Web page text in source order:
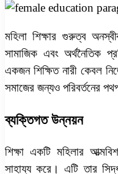
মহিলা শিক্ষার গুরুত্ব
সামাজিক এবং অর্থনৈতিক
একজন শিক্ষিত নারী কেবল
সমাজের জন্যও পরিবর্তনের
ব্যক্তিগত উন্নয়ন
শিক্ষা একটি মহিলার
সাহায্য করে। এটি তার